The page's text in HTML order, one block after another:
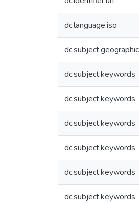
dc.language.iso
dc.subject.geographic
dc.subject.keywords
dc.subject.keywords
dc.subject.keywords
dc.subject.keywords
dc.subject.keywords
dc.subject.keywords